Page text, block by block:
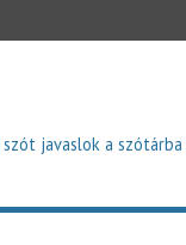
javaslok a szótárba